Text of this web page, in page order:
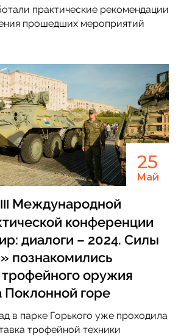
практические рекомендации
прошедших мероприятий
25
Май
Международной
конференции
диалоги – 2024. Силы
познакомились
трофейного оружия
Поклонной горе
в парке Горького уже проходила
трофейной техники